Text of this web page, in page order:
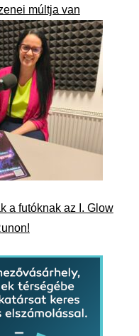
múltja van
a futóknak az I. Glow